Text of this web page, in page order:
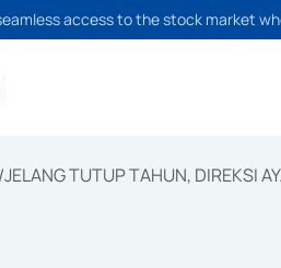
access to the stock market
/JELANG TUTUP TAHUN, DIREKSI